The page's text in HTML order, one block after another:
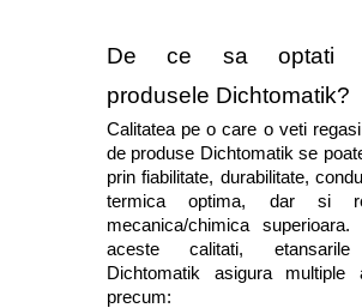
De ce sa optati
produsele Dichtomatik?
Calitatea pe o care o veti
de produse Dichtomatik se
prin fiabilitate, durabilitate,
termica optima, dar si
mecanica/chimica superioara.
aceste calitati,
Dichtomatik asigura multiple
precum: